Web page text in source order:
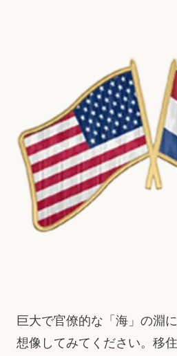
巨大で官僚的な「海」の淵
想像してみてください。移